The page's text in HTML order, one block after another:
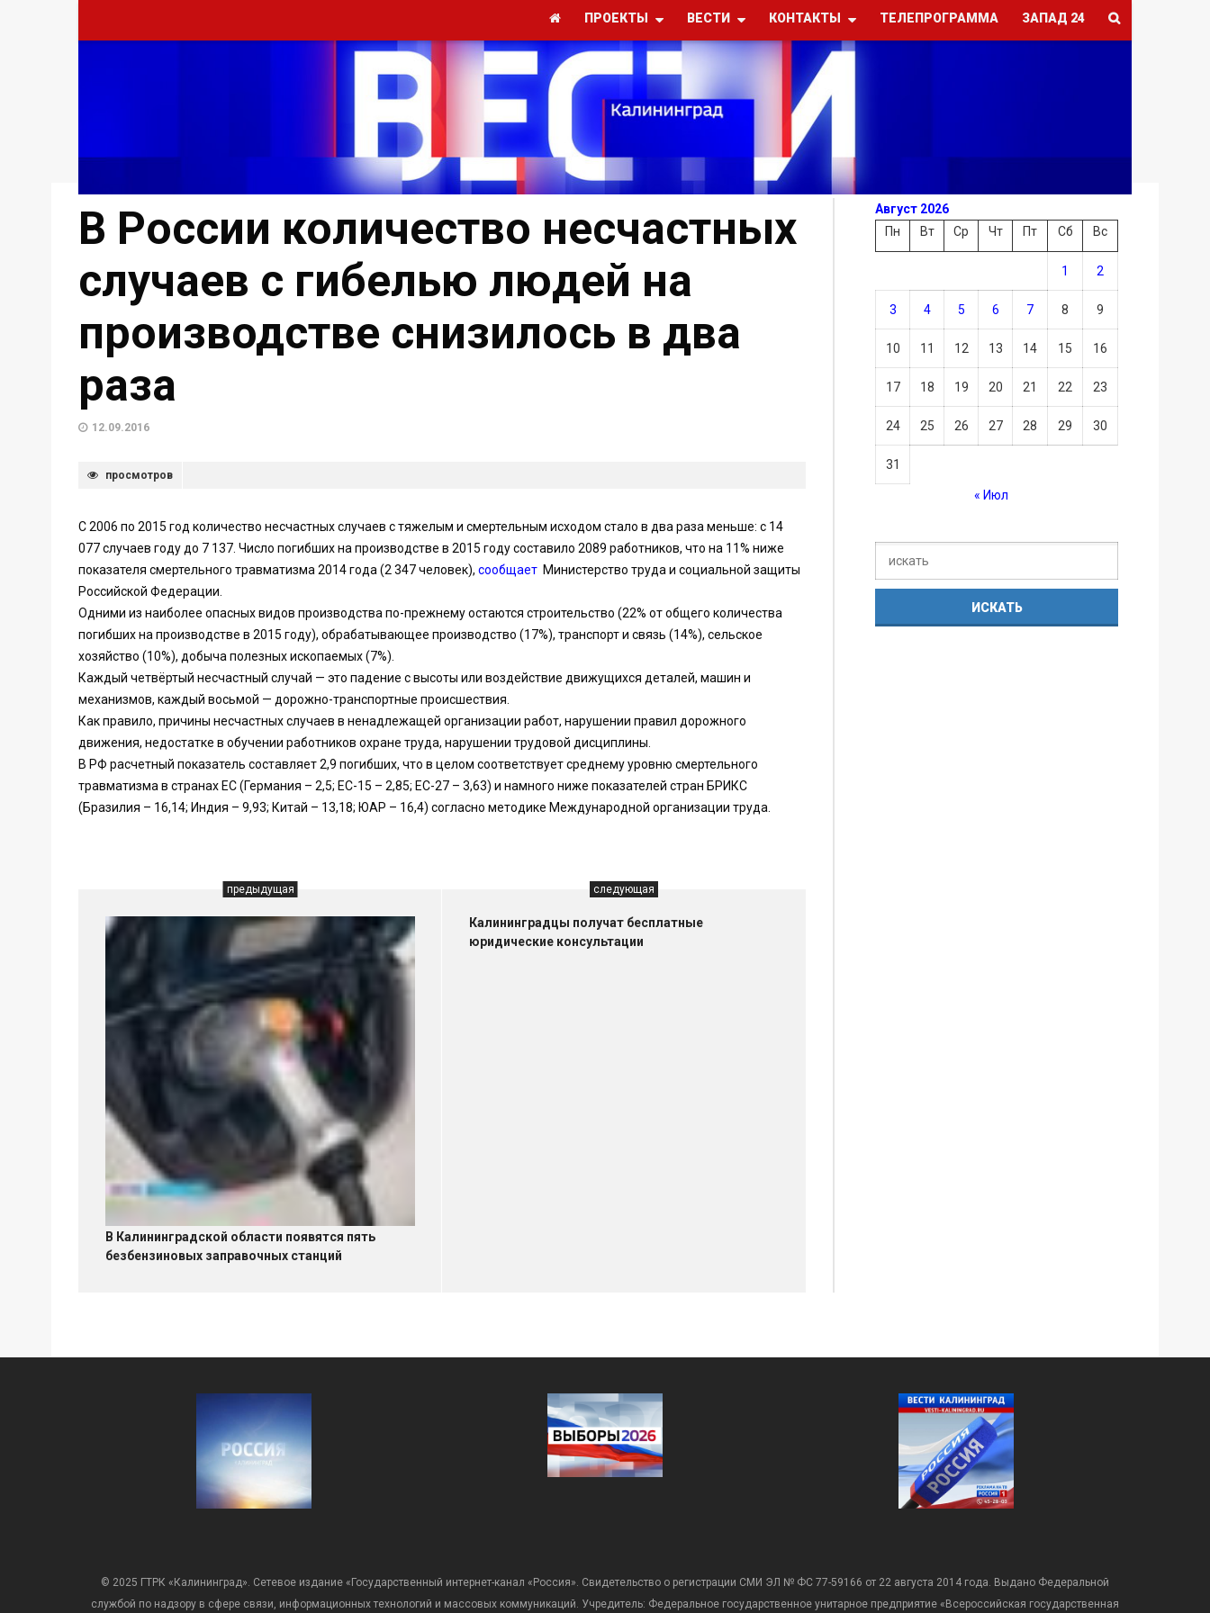
ПРОЕКТЫ ВЕСТИ КОНТАКТЫ ТЕЛЕПРОГРАММА ЗАПАД 24
В России количество несчастных
случаев с гибелью людей на
производстве снизилось в два
раза
12.09.2016
просмотров
С 2006 по 2015 год количество несчастных случаев с тяжелым и смертельным исходом стало в два раза меньше: с 14
077 случаев году до 7 137. Число погибших на производстве в 2015 году составило 2089 работников, что на 11% ниже
показателя смертельного травматизма 2014 года (2 347 человек), сообщает Министерство труда и социальной защиты
Российской Федерации.
Одними из наиболее опасных видов производства по-прежнему остаются строительство (22% от общего количества
погибших на производстве в 2015 году), обрабатывающее производство (17%), транспорт и связь (14%), сельское
хозяйство (10%), добыча полезных ископаемых (7%).
Каждый четвёртый несчастный случай — это падение с высоты или воздействие движущихся деталей, машин и
механизмов, каждый восьмой — дорожно-транспортные происшествия.
Как правило, причины несчастных случаев в ненадлежащей организации работ, нарушении правил дорожного
движения, недостатке в обучении работников охране труда, нарушении трудовой дисциплины.
В РФ расчетный показатель составляет 2,9 погибших, что в целом соответствует среднему уровню смертельного
травматизма в странах ЕС (Германия – 2,5; ЕС-15 – 2,85; ЕС-27 – 3,63) и намного ниже показателей стран БРИКС
(Бразилия – 16,14; Индия – 9,93; Китай – 13,18; ЮАР – 16,4) согласно методике Международной организации труда.
предыдущая
В Калининградской области появятся пять
безбензиновых заправочных станций
следующая
Калининградцы получат бесплатные
юридические консультации
Август 2026
Пн
Вт Ср Чт Пт Сб Вс
1 2
3 4 5 6 7 8 9
10 11 12 13 14 15 16
17 18 19 20 21 22 23
24 25 26 27 28 29 30
31
« Июл
© 2025 ГТРК «Калининград». Сетевое издание «Государственный интернет-канал «Россия». Свидетельство о регистрации СМИ ЭЛ № ФС 77-59166 от 22 августа 2014 года. Выдано Федеральной
службой по надзору в сфере связи, информационных технологий и массовых коммуникаций. Учредитель: Федеральное государственное унитарное предприятие «Всероссийская государственная